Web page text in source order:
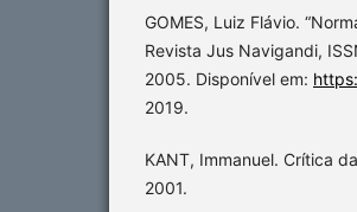
GOMES, Luiz Flávio.
Revista Jus Navigandi,
2005. Disponível em:
2019.
KANT, Immanuel. Crítica
2001.